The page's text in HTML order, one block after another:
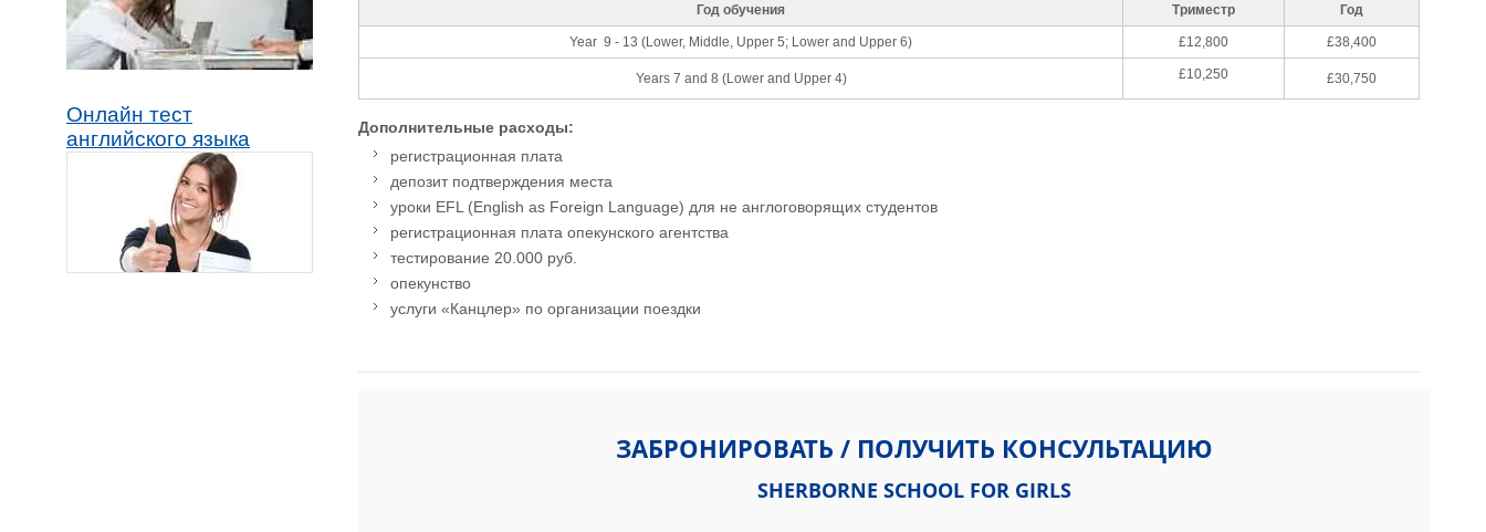
Онлайн тест
английского языка
Год обучения Триместр Год
Year 9 - 13 (Lower, Middle, Upper 5; Lower and Upper 6) £12,800 £38,400
Years 7 and 8 (Lower and Upper 4) £10,250 £30,750
Дополнительные расходы:
регистрационная плата
депозит подтверждения места
уроки EFL (English as Foreign Language) для не англоговорящих студентов
регистрационная плата опекунского агентства
тестирование 20.000 руб.
опекунство
услуги «Канцлер» по организации поездки
ЗАБРОНИРОВАТЬ / ПОЛУЧИТЬ КОНСУЛЬТАЦИЮ
SHERBORNE SCHOOL FOR GIRLS